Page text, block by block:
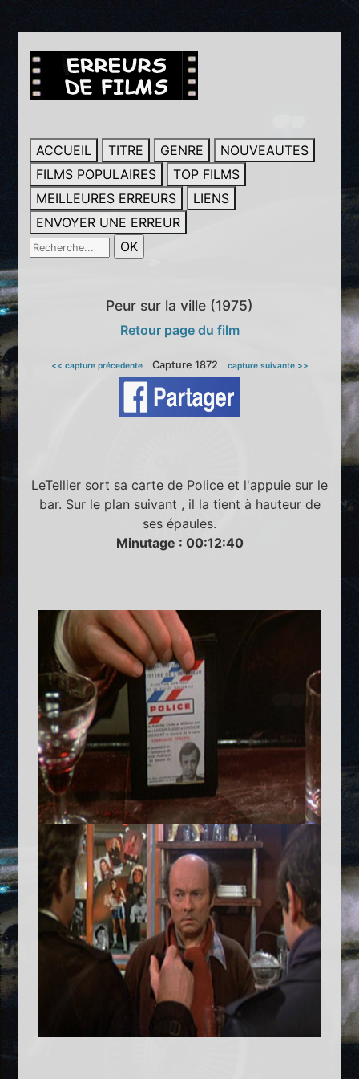
ACCUEIL TITRE GENRE
NOUVEAUTES
FILMS POPULAIRES
TOP FILMS
MEILLEURES ERREURS
LIENS
ENVOYER UNE ERREUR
Peur sur la ville (1975)
Retour page du film
<< capture précedenteCapture 1872 capture suivante >>
LeTellier sort sa carte de Police et l'appuie sur le
bar. Sur le plan suivant , il la tient à hauteur de
ses épaules.
Minutage : 00:12:40